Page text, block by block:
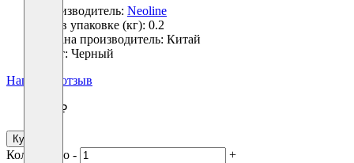
Производитель: Neoline
Вес в упаковке (кг): 0.2
Страна производитель: Китай
Цвет: Черный
Написать отзыв
990 ₽
Купить
Количество -
+